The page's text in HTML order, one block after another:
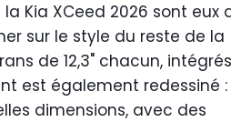
Kia XCeed 2026 sont eux
sur le style du reste de la
de 12,3" chacun, intégrés
est également redessiné :
dimensions, avec des